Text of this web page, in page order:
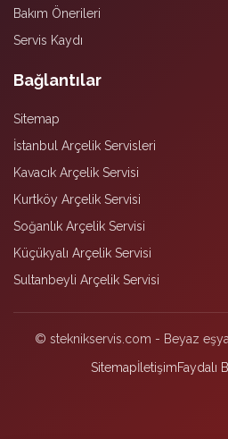
Bakım Önerileri
Servis Kaydı
Bağlantılar
Sitemap
İstanbul Arçelik Servisleri
Kavacık Arçelik Servisi
Kurtköy Arçelik Servisi
Soğanlık Arçelik Servisi
Küçükyalı Arçelik Servisi
Sultanbeyli Arçelik Servisi
© steknikservis.com - Beyaz
SitemapİletişimFaydalı